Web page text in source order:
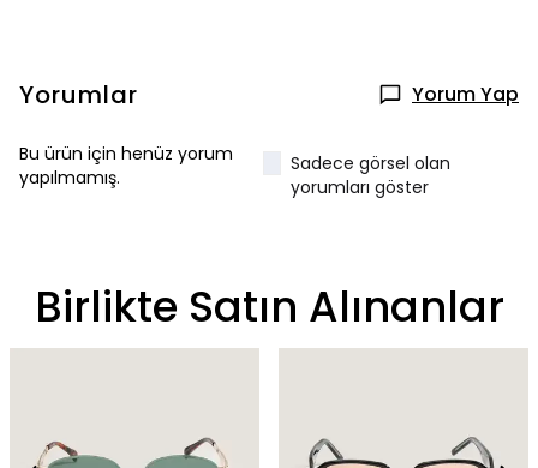
Yorumlar Yorum Yap
Bu ürün için henüz yorum
yapılmamış.
Sadece görsel olan
yorumları göster
Birlikte Satın Alınanlar